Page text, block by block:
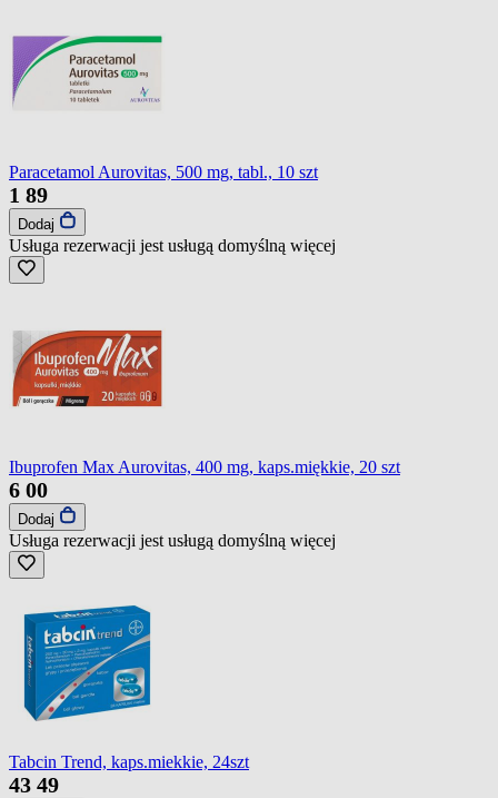
Paracetamol Aurovitas, 500 mg, tabl., 10 szt
1 89
Dodaj
Usługa rezerwacji jest usługą domyślną więcej
Ibuprofen Max Aurovitas, 400 mg, kaps.miękkie, 20 szt
6 00
Dodaj
Usługa rezerwacji jest usługą domyślną więcej
Tabcin Trend, kaps.miekkie, 24szt
43 49